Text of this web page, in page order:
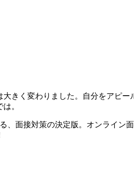
きく変わりました。自分をアピ
。
面接対策の決定版。オンライン